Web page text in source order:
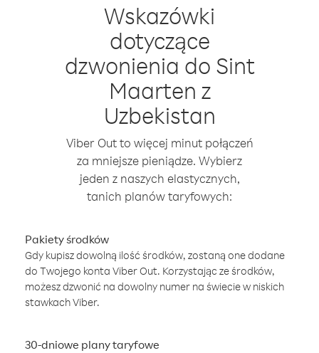
Wskazówki
dotyczące
dzwonienia do Sint
Maarten z
Uzbekistan
Viber Out to więcej minut połączeń
za mniejsze pieniądze. Wybierz
jeden z naszych elastycznych,
tanich planów taryfowych:
Pakiety środków
Gdy kupisz dowolną ilość środków, zostaną one dodane
do Twojego konta Viber Out. Korzystając ze środków,
możesz dzwonić na dowolny numer na świecie w niskich
stawkach Viber.
30-dniowe plany taryfowe